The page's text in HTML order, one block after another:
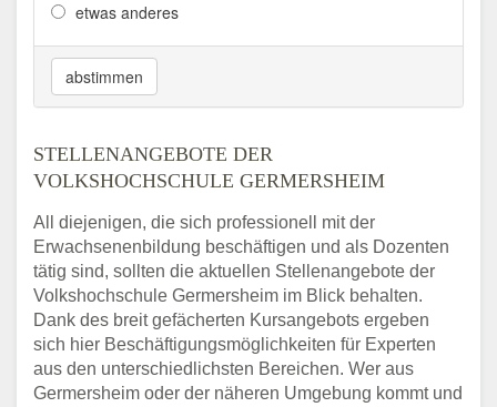
VOLKSHOCHSCHULE
Adresse: Amtsgerichtstraße 6 - 8, 94209
KREIS-VOLKSHOCHSCHULE
ORTENAU
Adresse: Oberacherner Str. 19, 77855 Achern
Aktualisiert: August 2021
VOLKSHOCHSCHULE DER
STADT AHLEN
etwas anderes
abstimmen
STELLENANGEBOTE DER
VOLKSHOCHSCHULE GERMERSHEIM
All diejenigen, die sich professionell mit der
Erwachsenenbildung beschäftigen und als Dozenten
tätig sind, sollten die aktuellen Stellenangebote der
Volkshochschule Germersheim im Blick behalten.
Dank des breit gefächerten Kursangebots ergeben
sich hier Beschäftigungsmöglichkeiten für Experten
aus den unterschiedlichsten Bereichen. Wer aus
Germersheim oder der näheren Umgebung kommt und